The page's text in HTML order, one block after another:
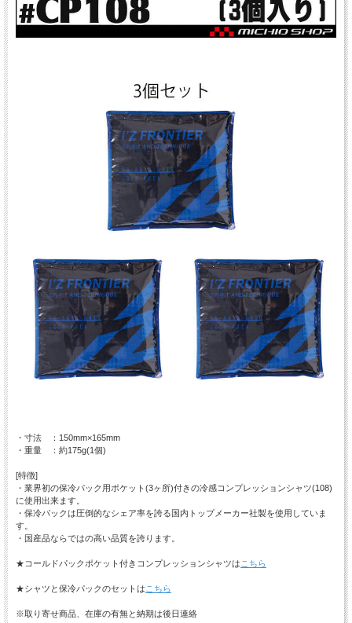
・寸法 ：150mm×165mm
・重量 ：約175g(1個)
[特徴]
・業界初の保冷パック用ポケット(3ヶ所)付きの冷感コンプレッションシャツ(108)
に使用出来ます。
・保冷パックは圧倒的なシェア率を誇る国内トップメーカー社製を使用していま
す。
・国産品ならではの高い品質を誇ります。
★コールドパックポケット付きコンプレッションシャツは こちら
★シャツと保冷パックのセットは こちら
※取り寄せ商品、在庫の有無と納期は後日連絡